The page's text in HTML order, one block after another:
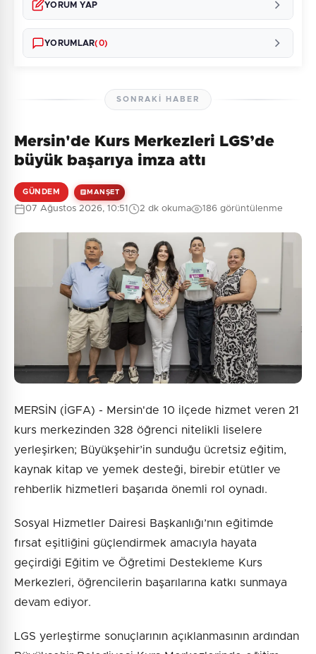
YORUM YAP
Güvenlik Sorusu:
7 + 3 = ?
Gönder
YORUMLAR(0)
Henüz yorum yapılmamış. İlk yorumu siz yapın!
SONRAKI HABER
Mersin'de Kurs Merkezleri LGS’de
büyük başarıya imza attı
GÜNDEM MANŞET
07 Ağustos 2026, 10:51 2 dk okuma 186 görüntülenme
MERSİN (İGFA) - Mersin'de 10 ilçede hizmet veren 21
kurs merkezinden 328 öğrenci nitelikli liselere
yerleşirken; Büyükşehir’in sunduğu ücretsiz eğitim,
kaynak kitap ve yemek desteği, birebir etütler ve
rehberlik hizmetleri başarıda önemli rol oynadı.
Sosyal Hizmetler Dairesi Başkanlığı’nın eğitimde
fırsat eşitliğini güçlendirmek amacıyla hayata
geçirdiği Eğitim ve Öğretimi Destekleme Kurs
Merkezleri, öğrencilerin başarılarına katkı sunmaya
devam ediyor.
LGS yerleştirme sonuçlarının açıklanmasının ardından